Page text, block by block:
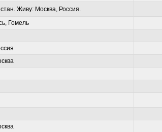
Живу: Москва, Россия.
Гомель